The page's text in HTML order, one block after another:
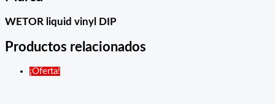
WETOR liquid vinyl DIP
Productos relacionados
¡Oferta!